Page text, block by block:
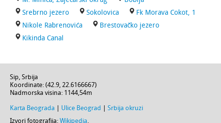
Srebrno jezero
Sokolovica
Fk Morava Cokot, 1
Nikole Rabrenovića
Brestovačko jezero
Kikinda Canal
Sip, Srbija
Koordinate: (42.9, 22.6166667)
Nadmorska visina: 1144,54m
Karta Beograda Ulice Beograd
Srbija okruzi
Izvori fotografija: Wikipedia.